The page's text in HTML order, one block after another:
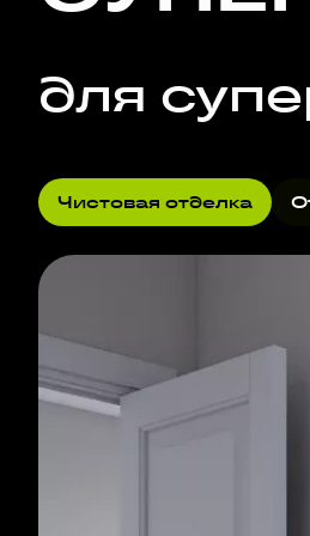
для
Чистовая отделка